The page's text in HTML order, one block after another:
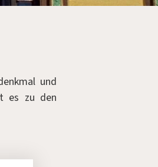
und
es zu den